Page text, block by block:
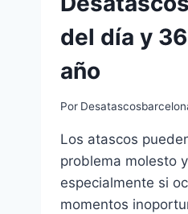
del día y
año
Por
Los atascos
problema molesto
especialmente si
momentos